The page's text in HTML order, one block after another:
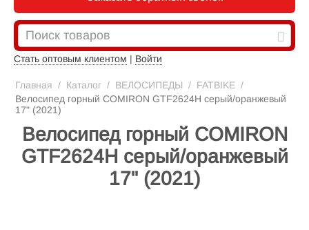
Стать оптовым клиентом | Войти
Главная / Каталог / ВЕЛОСИПЕДЫ / FATBIKE /
Велосипед горный COMIRON GTF2624H серый/оранжевый
17" (2021)
Велосипед горный COMIRON
GTF2624H серый/оранжевый
17" (2021)